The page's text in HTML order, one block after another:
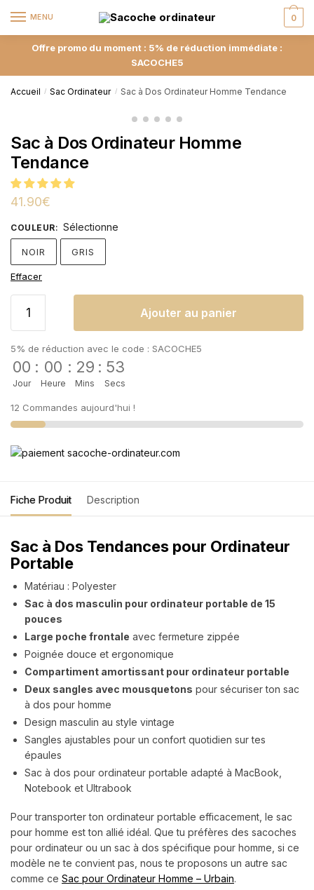
MENU 0
Offre promo du moment : 5% de réduction immédiate :
SACOCHE5
Accueil / Sac Ordinateur / Sac à Dos Ordinateur Homme Tendance
Sac à Dos Ordinateur Homme
Tendance
41.90€
COULEUR: Sélectionne
NOIR GRIS
Effacer
Ajouter au panier
5% de réduction avec le code : SACOCHE5
00
Jour
: 00
Heure
: 29
Mins
: 53
Secs
12 Commandes aujourd'hui !
Fiche Produit Description
Sac à Dos Tendances pour Ordinateur
Portable
Matériau : Polyester
Sac à dos masculin pour ordinateur portable de 15
pouces
Large poche frontale avec fermeture zippée
Poignée douce et ergonomique
Compartiment amortissant pour ordinateur portable
Deux sangles avec mousquetons pour sécuriser ton sac
à dos pour homme
Design masculin au style vintage
Sangles ajustables pour un confort quotidien sur tes
épaules
Sac à dos pour ordinateur portable adapté à MacBook,
Notebook et Ultrabook
Pour transporter ton ordinateur portable efficacement, le sac
pour homme est ton allié idéal. Que tu préfères des sacoches
pour ordinateur ou un sac à dos spécifique pour homme, si ce
modèle ne te convient pas, nous te proposons un autre sac
comme ce Sac pour Ordinateur Homme – Urbain.